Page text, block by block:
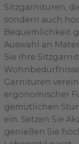
Sitzgarnituren,
sondern auch
Bequemlichkeit
Auswahl an
Sie Ihre
Garnituren
ergonomischer
gemütlichen
ein. Setzen Sie
genießen Sie